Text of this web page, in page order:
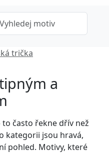
trička
a
často řekne dřív než
kategorii jsou hravá,
pohled. Motivy, které